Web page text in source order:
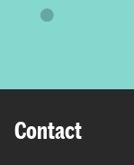
Contact